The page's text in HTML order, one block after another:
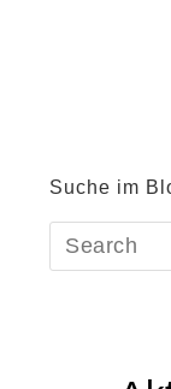
Suche im